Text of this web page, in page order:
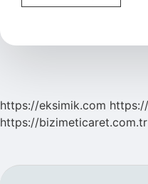
kayıtsız
hangi
https://eksimik.com
https://bizimeticaret.com.tr